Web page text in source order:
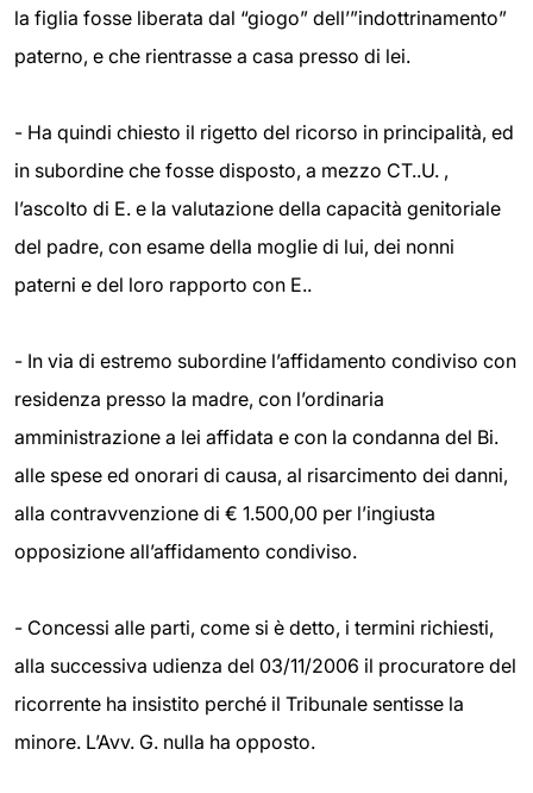
la figlia fosse liberata dal “giogo” dell’”indottrinamento”
paterno, e che rientrasse a casa presso di lei.
- Ha quindi chiesto il rigetto del ricorso in principalità, ed
in subordine che fosse disposto, a mezzo CT..U. ,
l’ascolto di E. e la valutazione della capacità genitoriale
del padre, con esame della moglie di lui, dei nonni
paterni e del loro rapporto con E..
- In via di estremo subordine l’affidamento condiviso con
residenza presso la madre, con l’ordinaria
amministrazione a lei affidata e con la condanna del Bi.
alle spese ed onorari di causa, al risarcimento dei danni,
alla contravvenzione di € 1.500,00 per l’ingiusta
opposizione all’affidamento condiviso.
- Concessi alle parti, come si è detto, i termini richiesti,
alla successiva udienza del 03/11/2006 il procuratore del
ricorrente ha insistito perché il Tribunale sentisse la
minore. L’Avv. G. nulla ha opposto.